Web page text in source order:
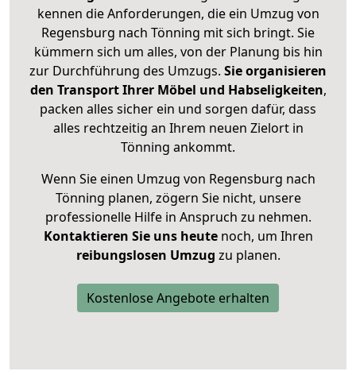
kennen die Anforderungen, die ein Umzug von
Regensburg nach Tönning mit sich bringt. Sie
kümmern sich um alles, von der Planung bis hin
zur Durchführung des Umzugs. Sie organisieren
den Transport Ihrer Möbel und Habseligkeiten,
packen alles sicher ein und sorgen dafür, dass
alles rechtzeitig an Ihrem neuen Zielort in
Tönning ankommt.
Wenn Sie einen Umzug von Regensburg nach
Tönning planen, zögern Sie nicht, unsere
professionelle Hilfe in Anspruch zu nehmen.
Kontaktieren Sie uns heutenoch, um Ihren
reibungslosen Umzug zu planen.
Kostenlose Angebote erhalten